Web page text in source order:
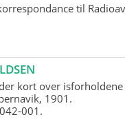
til
kort over
1901.
001.